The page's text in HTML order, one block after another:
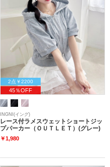
2点￥2200
45％OFF
INGNI(イング)
レース付ラメスウェットショートジッ
プパーカー（ＯＵＴＬＥＴ）(グレー)
￥1,980